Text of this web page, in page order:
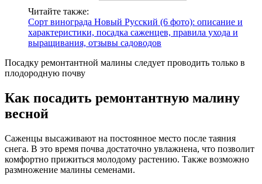
Читайте также:
Сорт винограда Новый Русский (6 фото): описание и
характеристики, посадка саженцев, правила ухода и
выращивания, отзывы садоводов
Посадку ремонтантной малины следует проводить только в
плодородную почву
Как посадить ремонтантную малину
весной
Саженцы высаживают на постоянное место после таяния
снега. В это время почва достаточно увлажнена, что позволит
комфортно прижиться молодому растению. Также возможно
размножение малины семенами.